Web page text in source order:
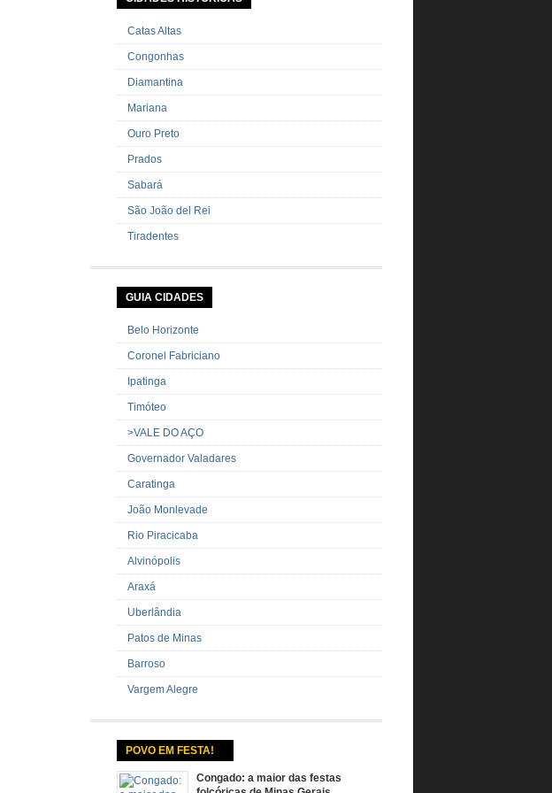
cebolinha Pimenta […]
Catas Altas
Congonhas
Diamantina
Mariana
Ouro Preto
Prados
Sabará
São João del Rei
Tiradentes
GUIA CIDADES
Belo Horizonte
Coronel Fabriciano
Ipatinga
Timóteo
>VALE DO AÇO
Governador Valadares
Caratinga
João Monlevade
Rio Piracicaba
Alvinópolis
Araxá
Uberlândia
Patos de Minas
Barroso
Vargem Alegre
POVO EM FESTA!
Congado: a maior das festas